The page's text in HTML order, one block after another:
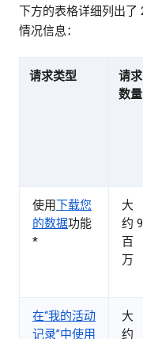
下方的表格详细列出了
情况信息：
请求类型
请求
数量
使用下载您
的数据功能
*
大
约 9
百
万
在“我的活动
记录”中使用
大
约